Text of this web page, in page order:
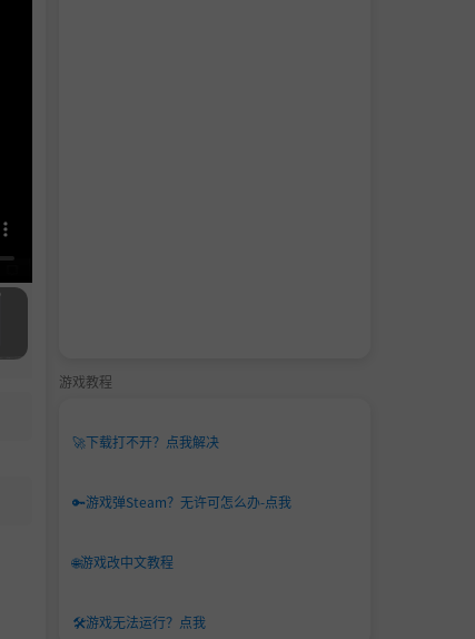
游戏教程
🚀下载打不开？点我解决
🔑游戏弹Steam？无许可怎么办-点我
🌐游戏改中文教程
🛠️游戏无法运行？点我